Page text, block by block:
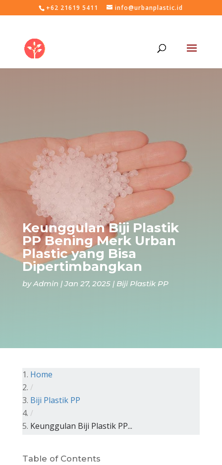
+62 21619 5411 info@urbanplastic.id
Keunggulan Biji Plastik
PP Bening Merk Urban
Plastic yang Bisa
Dipertimbangkan
byAdmin Jan 27, 2025 Biji Plastik PP
Home
/
Biji Plastik PP
/
Keunggulan Biji Plastik PP...
Table of Contents